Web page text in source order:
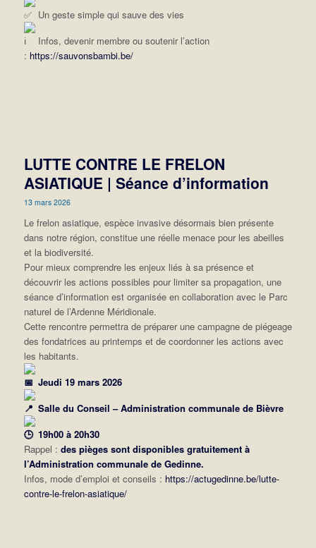
Un geste simple qui sauve des vies
Infos, devenir membre ou soutenir l’action
: https://sauvonsbambi.be/
LUTTE CONTRE LE FRELON
ASIATIQUE | Séance d’information
13 mars 2026
Le frelon asiatique, espèce invasive désormais bien présente
dans notre région, constitue une réelle menace pour les abeilles
et la biodiversité.
Pour mieux comprendre les enjeux liés à sa présence et
découvrir les actions possibles pour limiter sa propagation, une
séance d’information est organisée en collaboration avec le Parc
naturel de l’Ardenne Méridionale.
Cette rencontre permettra de préparer une campagne de piégeage
des fondatrices au printemps et de coordonner les actions avec
les habitants.
Jeudi 19 mars 2026
Salle du Conseil – Administration communale de Bièvre
19h00 à 20h30
Rappel : des pièges sont disponibles gratuitement à
l’Administration communale de Gedinne.
Infos, mode d’emploi et conseils : https://actugedinne.be/lutte-
contre-le-frelon-asiatique/